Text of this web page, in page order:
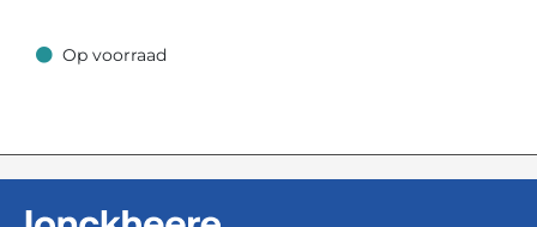
Op voorraad
Op voorraad